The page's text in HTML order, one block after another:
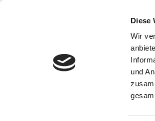
Diese
Wir
und
FAHRZEUGE